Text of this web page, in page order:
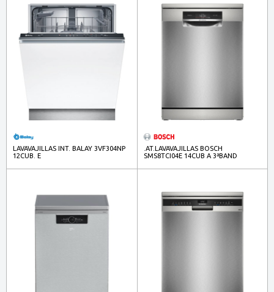
LAVAVAJILLAS INT. BALAY 3VF304NP
12CUB. E
.AT.LAVAVAJILLAS BOSCH
SMS8TCI04E 14CUB A 3ªBAND